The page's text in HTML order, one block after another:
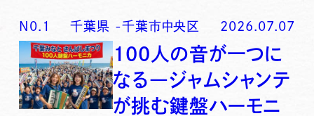
N0. 1 千葉県 -千葉市中央区 2026.07.07
100人の音が一つに
なる―ジャムシャンテ
が挑む鍵盤ハーモニ